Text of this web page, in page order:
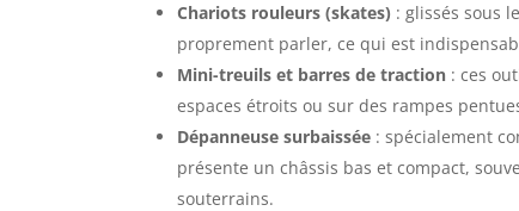
Chariots rouleurs (skates) : glissés sous
proprement parler, ce qui est
Mini-treuils et barres de traction : ces
espaces étroits ou sur des rampes
Dépanneuse surbaissée : spécialement
présente un châssis bas et compact,
souterrains.